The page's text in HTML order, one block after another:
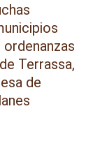
Terrassa,
de